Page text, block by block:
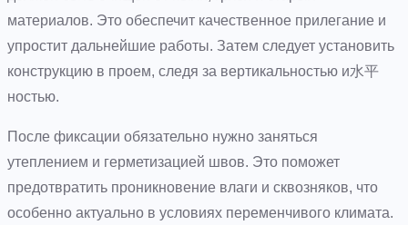
материалов. Это обеспечит качественное прилегание и
упростит дальнейшие работы. Затем следует установить
конструкцию в проем, следя за вертикальностью и水平
ностью.
После фиксации обязательно нужно заняться
утеплением и герметизацией швов. Это поможет
предотвратить проникновение влаги и сквозняков, что
особенно актуально в условиях переменчивого климата.